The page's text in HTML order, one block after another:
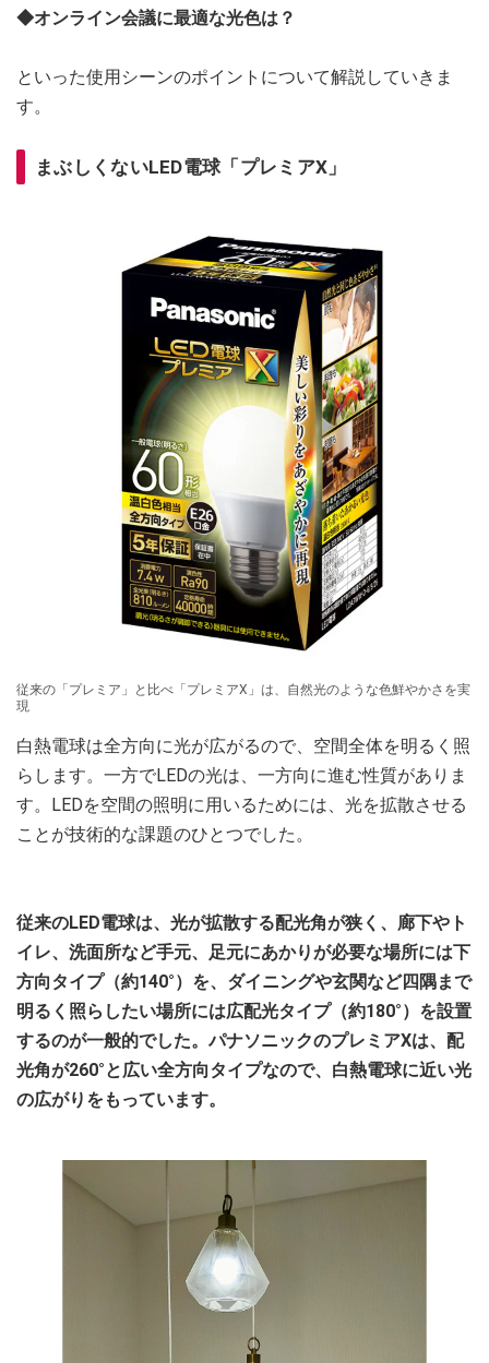
◆オンライン会議に最適な光色は？
といった使用シーンのポイントについて解説していきま
す。
まぶしくないLED電球「プレミアX」
従来の「プレミア」と比べ「プレミアX」は、自然光のような色鮮やかさを実
現
白熱電球は全方向に光が広がるので、空間全体を明るく照
らします。一方でLEDの光は、一方向に進む性質がありま
す。LEDを空間の照明に用いるためには、光を拡散させる
ことが技術的な課題のひとつでした。
従来のLED電球は、光が拡散する配光角が狭く、廊下やト
イレ、洗面所など手元、足元にあかりが必要な場所には下
方向タイプ（約140°）を、ダイニングや玄関など四隅まで
明るく照らしたい場所には広配光タイプ（約180°）を設置
するのが一般的でした。パナソニックのプレミアXは、配
光角が260°と広い全方向タイプなので、白熱電球に近い光
の広がりをもっています。